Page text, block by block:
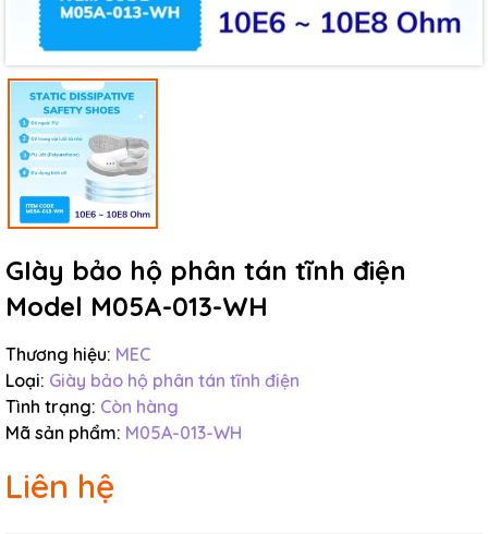
GIày bảo hộ phân tán tĩnh điện
Model M05A-013-WH
Thương hiệu: MEC
Loại: Giày bảo hộ phân tán tĩnh điện
Tình trạng: Còn hàng
Mã sản phẩm: M05A-013-WH
Liên hệ
Mã giảm giá:
Ngày hết hạn:
Điều kiện: